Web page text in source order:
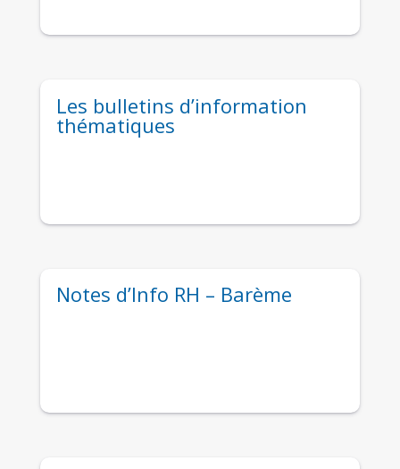
Les bulletins d’information
thématiques
Notes d’Info RH – Barème